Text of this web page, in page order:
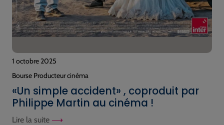
1 octobre 2025
Bourse Producteur cinéma
«Un simple accident» , coproduit par
Philippe Martin au cinéma !
Lire la suite